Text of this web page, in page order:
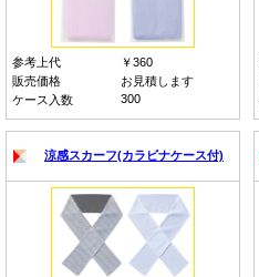
参考上代
￥360
販売価格
お見積します
ケース入数
300
涼感スカーフ(カラビナケース付)